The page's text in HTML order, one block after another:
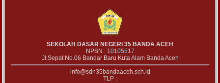
SEKOLAH DASAR NEGERI 35 BANDA ACEH
NPSN : 10105517
Jl.Sepat No.06 Bandar Baru Kuta Alam Banda Aceh
info@sdn35bandaaceh.sch.id
TLP :